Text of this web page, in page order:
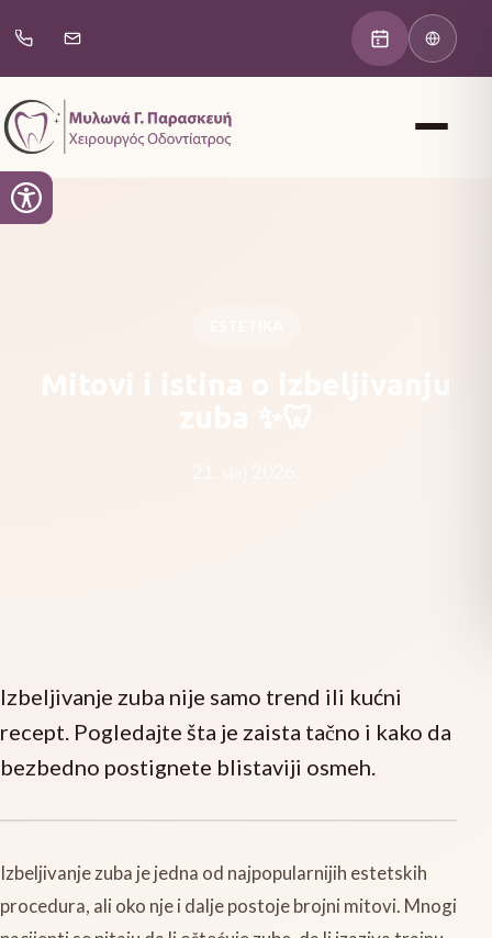
Izbeljivanje zuba nije samo trend ili kućni
recept. Pogledajte šta je zaista tačno i kako da
bezbedno postignete blistaviji osmeh.
Izbeljivanje zuba je jedna od najpopularnijih estetskih
procedura, ali oko nje i dalje postoje brojni mitovi. Mnogi